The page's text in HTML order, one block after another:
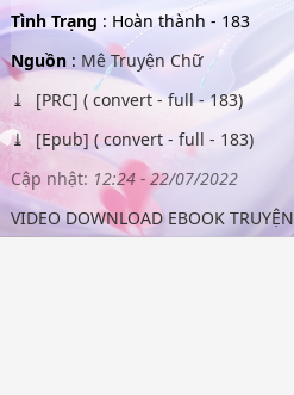
Tình Trạng : Hoàn thành - 183
Nguồn: Mê Truyện Chữ
[PRC] ( convert - full - 183)
[Epub] ( convert - full - 183)
Cập nhật: 12:24 - 22/07/2022
VIDEO DOWNLOAD EBOOK TRUYỆN